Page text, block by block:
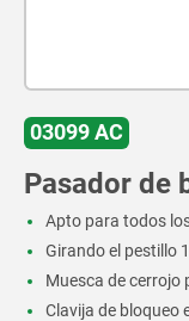
03099 AC
Pasador de
Apto para todos
Girando el pestillo
Muesca de cerrojo
Clavija de bloqueo